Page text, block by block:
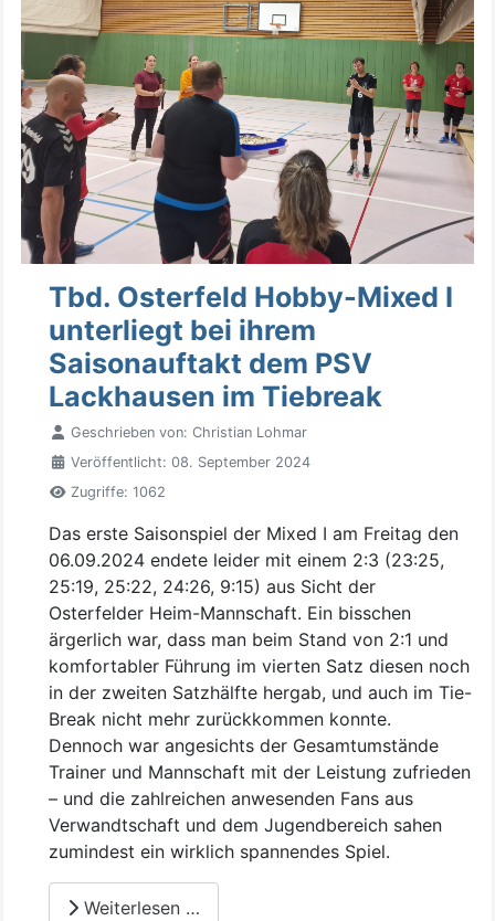
Tbd. Osterfeld Hobby-Mixed I
unterliegt bei ihrem
Saisonauftakt dem PSV
Lackhausen im Tiebreak
Geschrieben von: Christian Lohmar
Veröffentlicht: 08. September 2024
Zugriffe: 1062
Das erste Saisonspiel der Mixed I am Freitag den
06.09.2024 endete leider mit einem 2:3 (23:25,
25:19, 25:22, 24:26, 9:15) aus Sicht der
Osterfelder Heim-Mannschaft. Ein bisschen
ärgerlich war, dass man beim Stand von 2:1 und
komfortabler Führung im vierten Satz diesen noch
in der zweiten Satzhälfte hergab, und auch im Tie-
Break nicht mehr zurückkommen konnte.
Dennoch war angesichts der Gesamtumstände
Trainer und Mannschaft mit der Leistung zufrieden
– und die zahlreichen anwesenden Fans aus
Verwandtschaft und dem Jugendbereich sahen
zumindest ein wirklich spannendes Spiel.
Weiterlesen …